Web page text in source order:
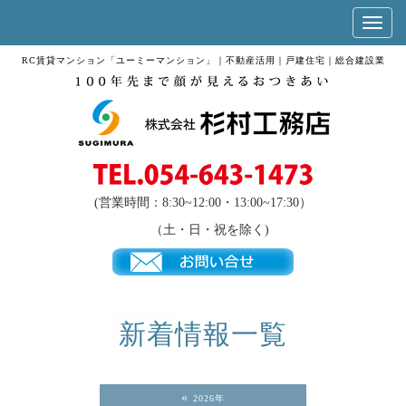
RC賃貸マンション「ユーミーマンション」｜不動産活用｜戸建住宅｜総合建設業
(営業時間：8:30~12:00・13:00~17:30）
（土・日・祝を除く)
新着情報一覧
« 2026年